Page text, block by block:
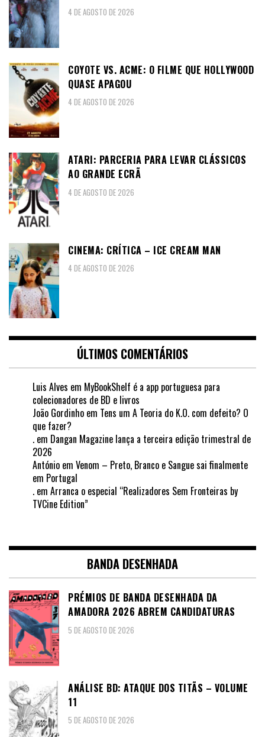
4 DE AGOSTO DE 2026
COYOTE VS. ACME: O FILME QUE HOLLYWOOD
QUASE APAGOU
4 DE AGOSTO DE 2026
ATARI: PARCERIA PARA LEVAR CLÁSSICOS
AO GRANDE ECRÃ
4 DE AGOSTO DE 2026
CINEMA: CRÍTICA – ICE CREAM MAN
4 DE AGOSTO DE 2026
ÚLTIMOS COMENTÁRIOS
Luis Alves em MyBookShelf é a app portuguesa para
colecionadores de BD e livros
João Gordinho em Tens um A Teoria do K.O. com defeito? O
que fazer?
. em Dangan Magazine lança a terceira edição trimestral de
2026
António em Venom – Preto, Branco e Sangue sai finalmente
em Portugal
. em Arranca o especial “Realizadores Sem Fronteiras by
TVCine Edition”
BANDA DESENHADA
PRÉMIOS DE BANDA DESENHADA DA
AMADORA 2026 ABREM CANDIDATURAS
5 DE AGOSTO DE 2026
ANÁLISE BD: ATAQUE DOS TITÃS – VOLUME
11
5 DE AGOSTO DE 2026